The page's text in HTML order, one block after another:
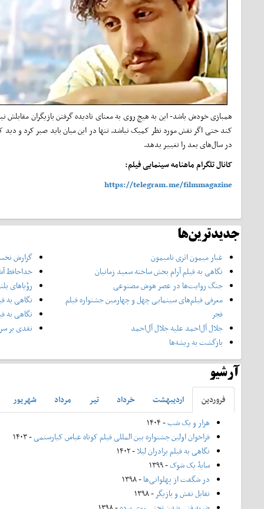
همبازی خودش باشد- این به هیچ روی به معنای نادیده گرفتن بازیگران
کند حتی اگر نقش مورد نظر کمیک نباشد. تنها در این میان باید صبر کرد و
در سال‌های بعد را تغییر بدهد.
کانال تلگرام ماهنامه سینمایی فیلم:
https://telegram.me/filmmagazine
جدیدترین‌ها
غبار میمون اثری نامیمون
نگاهی به فیلم آرام بخش ساخته سعید زمانیان
جنگ روایت‌ها در عصر هوش مصنوعی
معرفی فیلم‌های سینمایی چهل‌ و چهارمین جشنواره فیلم
فجر
جلال آل‌احمد علیه جلال آل‌‌احمد
بازگشت به ریشه‌ها
گزارش
خداحافظ
رؤیاهای
نگاهی به
نگاهی به
نقدی بر
آرشیو
فروردين ارديبهشت خرداد تير مرداد شهريور
هزار و یک شب- ۱۴۰۴
فراخوان اولین جشنواره بین المللی فیلم کوتاه عباس کیارستمی- ۱۴۰۳
نگاهی به فیلم برادران لیلا- ۱۴۰۲
سایۀ یک شوک- ۱۳۹۹
در شگفت از پهلوانی‌ها- ۱۳۹۸
تقابل نقش و بازیگر - ۱۳۹۸